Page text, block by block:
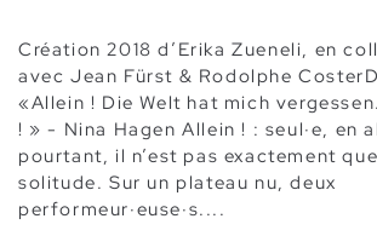
Création 2018 d’Erika Zueneli, en
avec Jean Fürst & Rodolphe
«Allein ! Die Welt hat mich
! » - Nina Hagen Allein ! : seul·e, en
pourtant, il n’est pas exactement
solitude. Sur un plateau nu, deux
performeur·euse·s....